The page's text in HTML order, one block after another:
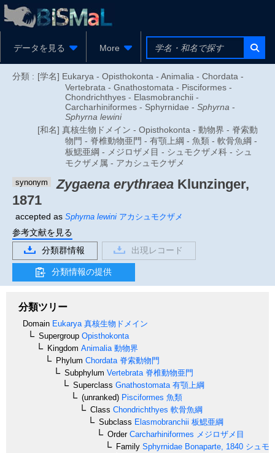
データを見る More
分類 : [学名] Eukarya - Opisthokonta - Animalia - Chordata -
Vertebrata - Gnathostomata - Pisciformes -
Chondrichthyes - Elasmobranchii -
Carcharhiniformes - Sphyrnidae - Sphyrna -
Sphyrna lewini
[和名] 真核生物ドメイン - Opisthokonta - 動物界 - 脊索動
物門 - 脊椎動物亜門 - 有顎上綱 - 魚類 - 軟骨魚綱 -
板鰓亜綱 - メジロザメ目 - シュモクザメ科 - シュ
モクザメ属 - アカシュモクザメ
synonym Zygaena erythraea Klunzinger,
1871
accepted as Sphyrna lewini アカシュモクザメ
参考文献を見る
分類群情報
出現レコード
分類情報の提供
分類ツリー
Domain Eukarya 真核生物ドメイン
Supergroup Opisthokonta
Kingdom Animalia 動物界
Phylum Chordata 脊索動物門
Subphylum Vertebrata 脊椎動物亜門
Superclass Gnathostomata 有顎上綱
(unranked) Pisciformes 魚類
Class Chondrichthyes 軟骨魚綱
Subclass Elasmobranchii 板鰓亜綱
OrderCarcharhiniformes メジロザメ目
Family Sphyrnidae Bonaparte, 1840 シュモ